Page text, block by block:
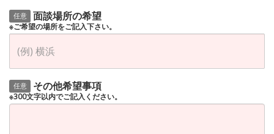
任意 面談場所の希望
※ご希望の場所をご記入下さい。
任意 その他希望事項
※300文字以内でご記入ください。